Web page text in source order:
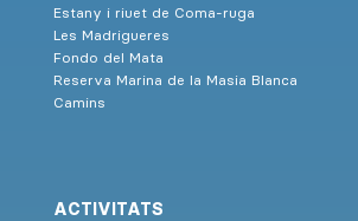
Estany i riuet de Coma-ruga
Les Madrigueres
Fondo del Mata
Reserva Marina de la Masia Blanca
Camins
ACTIVITATS